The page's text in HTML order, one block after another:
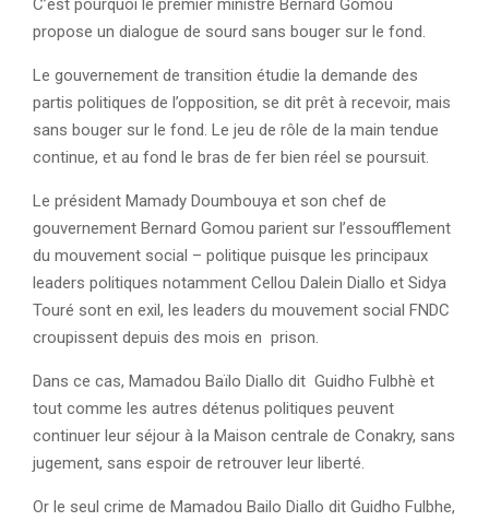
C’est pourquoi le premier ministre Bernard Gomou
propose un dialogue de sourd sans bouger sur le fond.
Le gouvernement de transition étudie la demande des
partis politiques de l’opposition, se dit prêt à recevoir, mais
sans bouger sur le fond. Le jeu de rôle de la main tendue
continue, et au fond le bras de fer bien réel se poursuit.
Le président Mamady Doumbouya et son chef de
gouvernement Bernard Gomou parient sur l’essoufflement
du mouvement social – politique puisque les principaux
leaders politiques notamment Cellou Dalein Diallo et Sidya
Touré sont en exil, les leaders du mouvement social FNDC
croupissent depuis des mois en prison.
Dans ce cas, Mamadou Baïlo Diallo dit Guidho Fulbhè et
tout comme les autres détenus politiques peuvent
continuer leur séjour à la Maison centrale de Conakry, sans
jugement, sans espoir de retrouver leur liberté.
Or le seul crime de Mamadou Bailo Diallo dit Guidho Fulbhe,